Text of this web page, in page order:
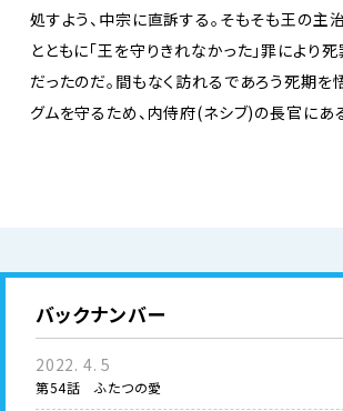
処すよう、中宗に直訴する。そもそも王の主
とともに「王を守りきれなかった」罪により
だったのだ。間もなく訪れるであろう死期を
グムを守るため、内侍府(ネシブ)の長官にある
バックナンバー
2022. 4. 5
第54話 ふたつの愛